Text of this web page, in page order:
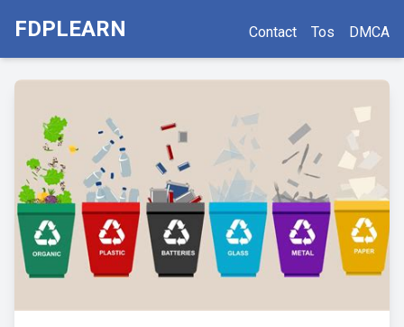
FDPLEARN Contact Tos DMCA